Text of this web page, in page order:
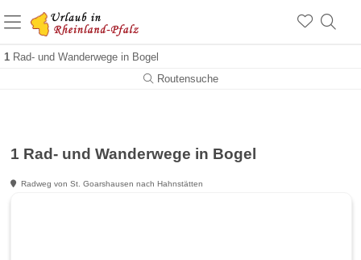
1 Rad- und Wanderwege in Bogel
Routensuche
+1.500 Unterkünfte in Rheinland-Pfalz
+1.000 Sehenswürdigkeiten
1 Rad- und Wanderwege in Bogel
Radweg von St. Goarshausen nach Hahnstätten